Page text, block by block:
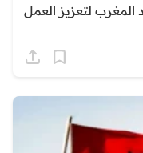
استعداد المغرب لتعزيز العمل